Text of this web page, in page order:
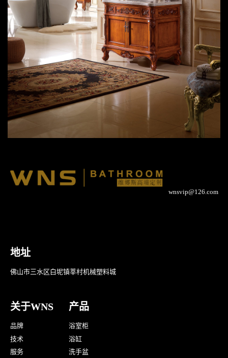
wnsvip@126.com
地址
佛山市三水区白坭镇莘村机械塑料城
关于WNS
品牌
技术
服务
产品
浴室柜
浴缸
洗手盆